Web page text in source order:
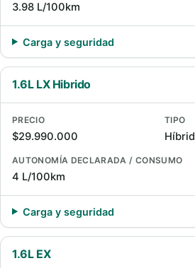
3.98 L/100km
Carga y seguridad
1.6L LX Hibrido
PRECIO
$29.990.000
TIPO
AUTONOMÍA DECLARADA / CONSUMO
4 L/100km
Carga y seguridad
1.6L EX